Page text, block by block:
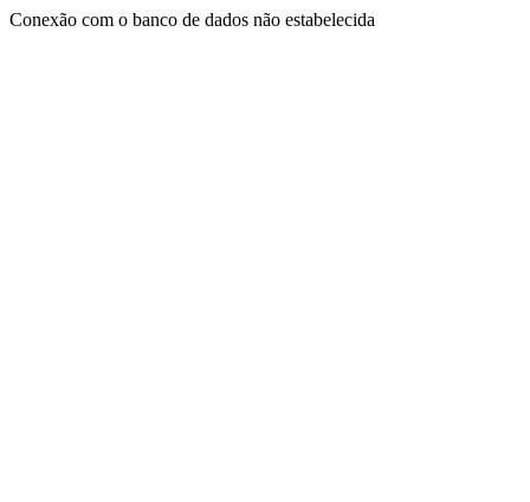
Conexão com o banco de dados não estabelecida